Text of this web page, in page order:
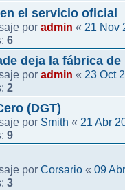
el servicio oficial
por admin « 21 Nov
6
deja la fábrica de
por admin « 23 Oct
2
(DGT)
por Smith « 21 Abr
9
por Corsario « 09
3